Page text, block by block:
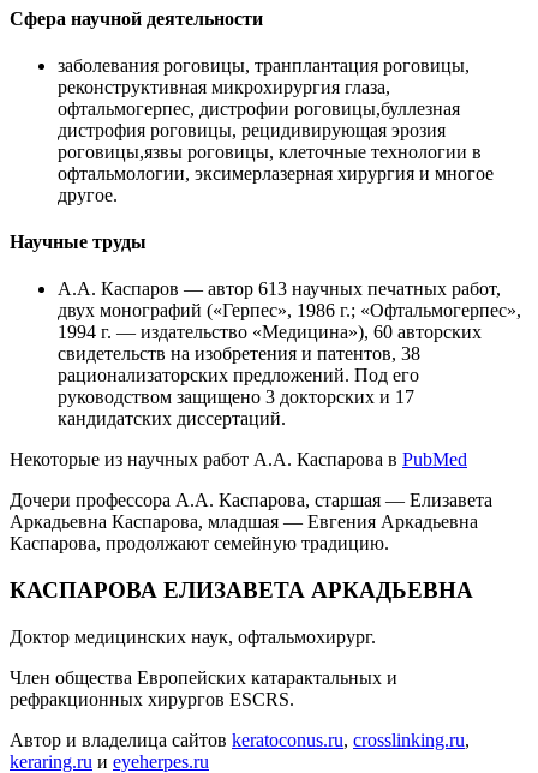
Сфера научной деятельности
заболевания роговицы, транплантация роговицы,
реконструктивная микрохирургия глаза,
офтальмогерпес, дистрофии роговицы,буллезная
дистрофия роговицы, рецидивирующая эрозия
роговицы,язвы роговицы, клеточные технологии в
офтальмологии, эксимерлазерная хирургия и многое
другое.
Научные труды
А.А. Каспаров — автор 613 научных печатных работ,
двух монографий («Герпес», 1986 г.; «Офтальмогерпес»,
1994 г. — издательство «Медицина»), 60 авторских
свидетельств на изобретения и патентов, 38
рационализаторских предложений. Под его
руководством защищено 3 докторских и 17
кандидатских диссертаций.
Некоторые из научных работ А.А. Каспарова в PubMed
Дочери профессора А.А. Каспарова, старшая — Елизавета
Аркадьевна Каспарова, младшая — Евгения Аркадьевна
Каспарова, продолжают семейную традицию.
КАСПАРОВА ЕЛИЗАВЕТА АРКАДЬЕВНА
Доктор медицинских наук, офтальмохирург.
Член общества Европейских катарактальных и
рефракционных хирургов ESCRS.
Автор и владелица сайтов keratoconus.ru, crosslinking.ru,
keraring.ru и eyeherpes.ru